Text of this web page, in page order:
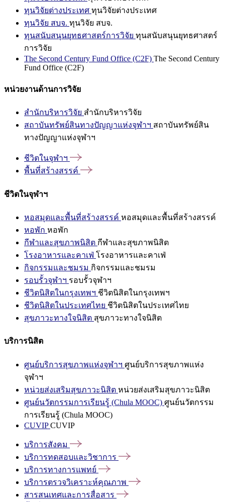
ทุนวิจัยต่างประเทศ ทุนวิจัยต่างประเทศ
ทุนวิจัย สบจ. ทุนวิจัย สบจ.
ทุนสนับสนุนยุทธศาสตร์การวิจัย ทุนสนับสนุนยุทธศาสตร์
การวิจัย
The Second Century Fund Office (C2F) The Second Century
Fund Office (C2F)
หน่วยงานด้านการวิจัย
สำนักบริหารวิจัย สำนักบริหารวิจัย
สถาบันทรัพย์สินทางปัญญาแห่งจุฬาฯ สถาบันทรัพย์สิน
ทางปัญญาแห่งจุฬาฯ
ชีวิตในจุฬาฯ
พื้นที่สร้างสรรค์
ชีวิตในจุฬาฯ
หอสมุดและพื้นที่สร้างสรรค์ หอสมุดและพื้นที่สร้างสรรค์
หอพัก หอพัก
กีฬาและสุขภาพนิสิต กีฬาและสุขภาพนิสิต
โรงอาหารและคาเฟ่ โรงอาหารและคาเฟ่
กิจกรรมและชมรม กิจกรรมและชมรม
รอบรั้วจุฬาฯ รอบรั้วจุฬาฯ
ชีวิตนิสิตในกรุงเทพฯ ชีวิตนิสิตในกรุงเทพฯ
ชีวิตนิสิตในประเทศไทย ชีวิตนิสิตในประเทศไทย
สุขภาวะทางใจนิสิต สุขภาวะทางใจนิสิต
บริการนิสิต
ศูนย์บริการสุขภาพแห่งจุฬาฯ ศูนย์บริการสุขภาพแห่ง
จุฬาฯ
หน่วยส่งเสริมสุขภาวะนิสิต หน่วยส่งเสริมสุขภาวะนิสิต
ศูนย์นวัตกรรมการเรียนรู้ (Chula MOOC) ศูนย์นวัตกรรม
การเรียนรู้ (Chula MOOC)
CUVIPCUVIP
บริการสังคม
บริการทดสอบและวิชาการ
บริการทางการแพทย์
บริการตรวจวิเคราะห์คุณภาพ
สารสนเทศและการสื่อสาร